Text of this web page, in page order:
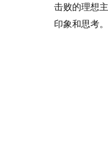
击败的理想
印象和思考。